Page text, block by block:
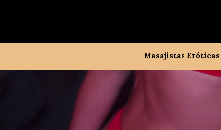
Masajistas Eróticas